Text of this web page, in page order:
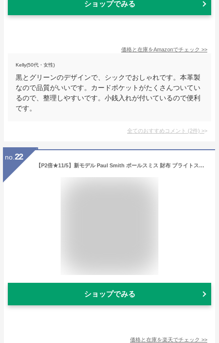
ショップでみる
価格と在庫をAmazonでチェック >>
Kelly(50代・女性)
黒とグリーンのデザインで、シックでおしゃれです。本革製
なので品質がいいです。カードポケットがたくさんついてい
るので、整理しやすいです。小銭入れが付いているので便利
です。
全てのおすすめコメント (2件) >
no. 22
【P2倍★11/5】新モデル Paul Smith ポールスミス 財布 ブライトストライププラー SS24 長財布 ラウンドファスナー 813019 P917 レザー 本革 メンズ レディース ブランド 正規品 新品 ギフト クリスマスプレゼント 男性 誕生日 【名入れ可】
ショップでみる
価格と在庫を楽天でチェック >>